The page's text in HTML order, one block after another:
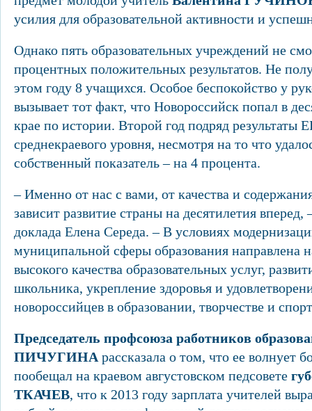
усилия для образовательной активности и
Однако пять образовательных учреждений не
процентных положительных результатов. Не
этом году 8 учащихся. Особое беспокойство у
вызывает тот факт, что Новороссийск попал в
крае по истории. Второй год подряд результаты
среднекраевого уровня, несмотря на то что
собственный показатель – на 4 процента.
– Именно от нас с вами, от качества и
зависит развитие страны на десятилетия вперед,
доклада Елена Середа. – В условиях
муниципальной сферы образования направлена
высокого качества образовательных услуг,
школьника, укрепление здоровья и
новороссийцев в образовании, творчестве и
Председатель профсоюза работников
ПИЧУГИНА рассказала о том, что ее волнует
пообещал на краевом августовском педсовете
ТКАЧЕВ, что к 2013 году зарплата учителей